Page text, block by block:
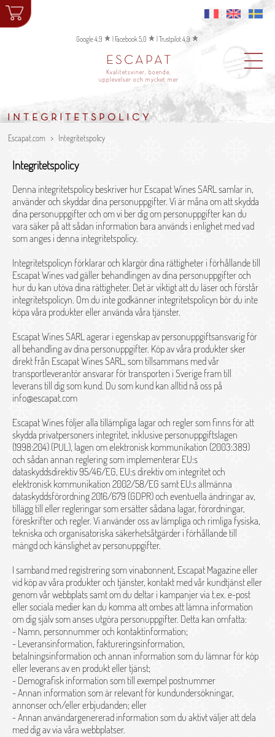
Google 4,9 Facebook 5,0 Trustpilot 4,9
ESCAPAT
Kvalitetsviner, boende,
upplevelser och mycket mer
INTEGRITETSPOLICY
Escapat.com Integritetspolicy
Integritetspolicy
Denna integritetspolicy beskriver hur Escapat Wines SARL samlar in,
använder och skyddar dina personuppgifter. Vi är måna om att skydda
dina personuppgifter och om vi ber dig om personuppgifter kan du
vara säker på att sådan information bara används i enlighet med vad
som anges i denna integritetspolicy.
Integritetspolicyn förklarar och klargör dina rättigheter i förhållande till
Escapat Wines vad gäller behandlingen av dina personuppgifter och
hur du kan utöva dina rättigheter. Det är viktigt att du läser och förstår
integritetspolicyn. Om du inte godkänner integritetspolicyn bör du inte
köpa våra produkter eller använda våra tjänster.
Escapat Wines SARL agerar i egenskap av personuppgiftsansvarig för
all behandling av dina personuppgifter. Köp av våra produkter sker
direkt från Escapat Wines SARL, som tillsammans med vår
transportleverantör ansvarar för transporten i Sverige fram till
leverans till dig som kund. Du som kund kan alltid nå oss på
info@escapat.com
Escapat Wines följer alla tillämpliga lagar och regler som finns för att
skydda privatpersoners integritet, inklusive personuppgiftslagen
(1998:204) (PUL), lagen om elektronisk kommunikation (2003:389)
och sådan annan reglering som implementerar EU:s
dataskyddsdirektiv 95/46/EG, EU:s direktiv om integritet och
elektronisk kommunikation 2002/58/EG samt EU:s allmänna
dataskyddsförordning 2016/679 (GDPR) och eventuella ändringar av,
tillägg till eller regleringar som ersätter sådana lagar, förordningar,
föreskrifter och regler. Vi använder oss av lämpliga och rimliga fysiska,
tekniska och organisatoriska säkerhetsåtgärder i förhållande till
mängd och känslighet av personuppgifter.
I samband med registrering som vinabonnent, Escapat Magazine eller
vid köp av våra produkter och tjänster, kontakt med vår kundtjänst eller
genom vår webbplats samt om du deltar i kampanjer via t.ex. e-post
eller sociala medier kan du komma att ombes att lämna information
om dig själv som anses utgöra personuppgifter. Detta kan omfatta:
- Namn, personnummer och kontaktinformation;
- Leveransinformation, faktureringsinformation,
betalningsinformation och annan information som du lämnar för köp
eller leverans av en produkt eller tjänst;
- Demografisk information som till exempel postnummer
- Annan information som är relevant för kundundersökningar,
annonser och/eller erbjudanden; eller
- Annan användargenererad information som du aktivt väljer att dela
med dig av via våra webbplatser.